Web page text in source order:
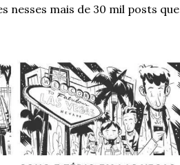
mais de 30 mil posts que